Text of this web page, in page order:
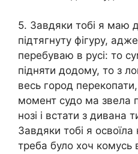
5. Завдяки тобі я маю
підтягнуту фігуру,
перебуваю в русі: то
підняти додому, то з
весь город
момент судо ма звела
нозі і встати з
Завдяки тобі я
треба було хоч комусь